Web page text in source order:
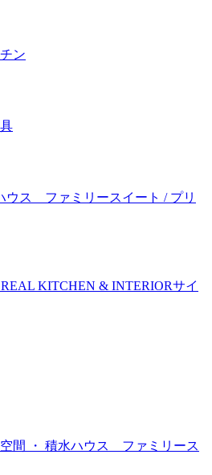
ン
ウス ファミリースイート / プリ
KITCHEN & INTERIORサイ
間 ・ 積水ハウス ファミリース